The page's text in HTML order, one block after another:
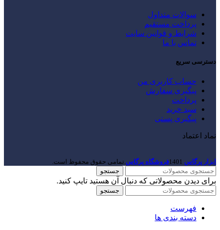
سوالات متداول
پرداخت مستقیم
شرایط و قوانین سایت
تماس با ما
دسترسی سریع
حساب کاربری من
پیگیری سفارش
پرداخت
سبد خرید
پیگیری پستی
نماد اعتماد
ابزار پرگاس 1401فروشگاه پرگاس.تمامی حقوق محفوظ است.
جستجو
برای دیدن محصولاتی که دنبال آن هستید تایپ کنید.
جستجو
فهرست
دسته بندی ها